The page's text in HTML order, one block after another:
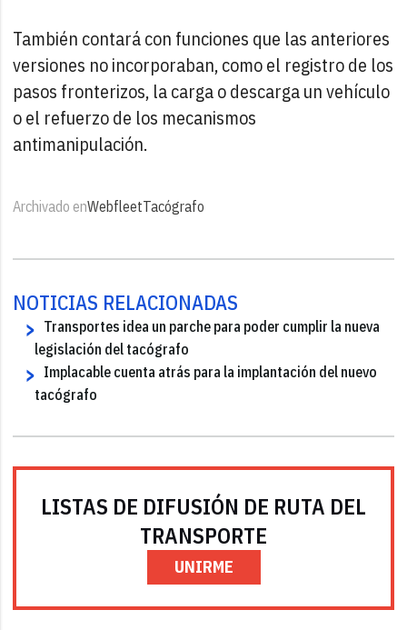
También contará con funciones que las anteriores
versiones no incorporaban, como el registro de los
pasos fronterizos, la carga o descarga un vehículo
o el refuerzo de los mecanismos
antimanipulación.
Archivado enWebfleetTacógrafo
NOTICIAS RELACIONADAS
Transportes idea un parche para poder cumplir la nueva
legislación del tacógrafo
Implacable cuenta atrás para la implantación del nuevo
tacógrafo
LISTAS DE DIFUSIÓN DE RUTA DEL
TRANSPORTE
UNIRME